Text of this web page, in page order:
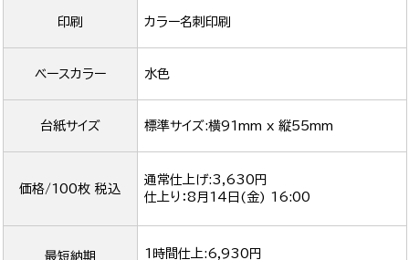
印刷 カラー名刺印刷
ベースカラー 水色
台紙サイズ 標準サイズ:横91mm x 縦55mm
価格/100枚 税込
通常仕上げ:3,630円
仕上り：8月14日(金) 16:00
最短納期 1時間仕上:6,930円